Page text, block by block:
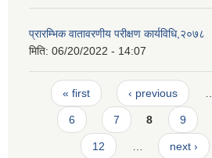
प्रारम्भिक वातावरणीय परीक्षण कार्यविधि,२०७८
मिति: 06/20/2022 - 14:07
Pages
« first ‹ previous
6 7 8 9
12 … next ›